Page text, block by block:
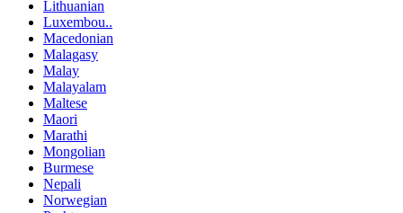
Lithuanian
Luxembou..
Macedonian
Malagasy
Malay
Malayalam
Maltese
Maori
Marathi
Mongolian
Burmese
Nepali
Norwegian